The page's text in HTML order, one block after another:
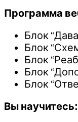
Программа
Блок
Блок
Блок
Блок
Блок
Вы научитесь: